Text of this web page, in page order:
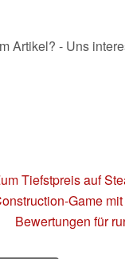
Artikel? - Uns
Tiefstpreis auf
Game
Bewertungen für